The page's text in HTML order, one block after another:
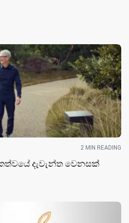
2 MIN READING
දැවැන්ත වෙනසක්